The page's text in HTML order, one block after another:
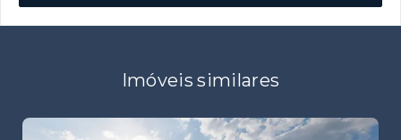
Imóveis similares